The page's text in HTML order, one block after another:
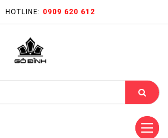
HOTLINE: 0909 620 612